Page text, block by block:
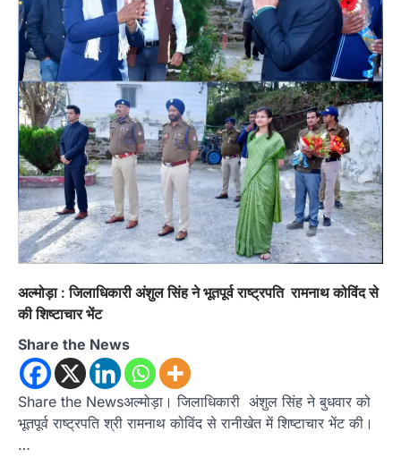
अल्मोड़ा : जिलाधिकारी अंशुल सिंह ने भूतपूर्व राष्ट्रपति रामनाथ कोविंद से
की शिष्टाचार भेंट
Share the News
Share the Newsअल्मोड़ा। जिलाधिकारी अंशुल सिंह ने बुधवार को
भूतपूर्व राष्ट्रपति श्री रामनाथ कोविंद से रानीखेत में शिष्टाचार भेंट की।
…
2
अल्मोड़ा उत्तराखण्ड कुमाऊं ख़बरें
पोस्टर प्रतियोगिता में दिखी राष्ट्रभक्ति और
विकसित भारत@2047 की झलक, 40
छात्र-छात्राओं ने लिया भाग
Admin August 10, 2026
रानीखेत। अखिल भारतीय शिक्षा समागम 2026 एवं भारत
सरकार के ‘हर घर तिरंगा’ अभियान के…
3
अल्मोड़ा उत्तराखण्ड कुमाऊं ख़बरें खेल
केडी बेलवाल चैरिटेबल ट्रस्ट वॉलीबॉल टूर्नामेंट
का फाइनल , वीरशिवा और सिटी मोंटेसरी स्कूल
आमने-सामने
सिटी मोंटेसरी ने मिशन इंटर कॉलेज को…
अल्मोड़ा उत्तराखण्ड कुमाऊं
रानीखेत में 3 सितंबर को सजेगा ‘क्यूट कान्हा’